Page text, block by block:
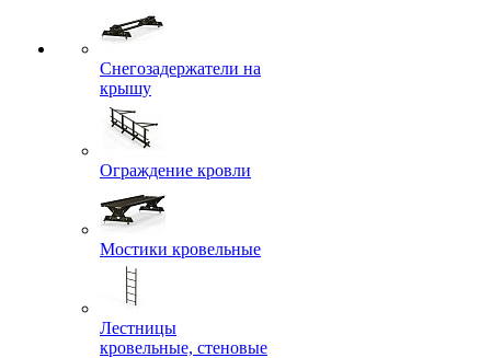
Снегозадержатели на
крышу
Ограждение кровли
Мостики кровельные
Лестницы
кровельные, стеновые